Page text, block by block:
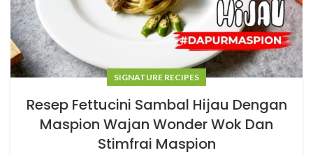
SIGNATURE RECIPES
Resep Fettucini Sambal Hijau Dengan
Maspion Wajan Wonder Wok Dan
Stimfrai Maspion